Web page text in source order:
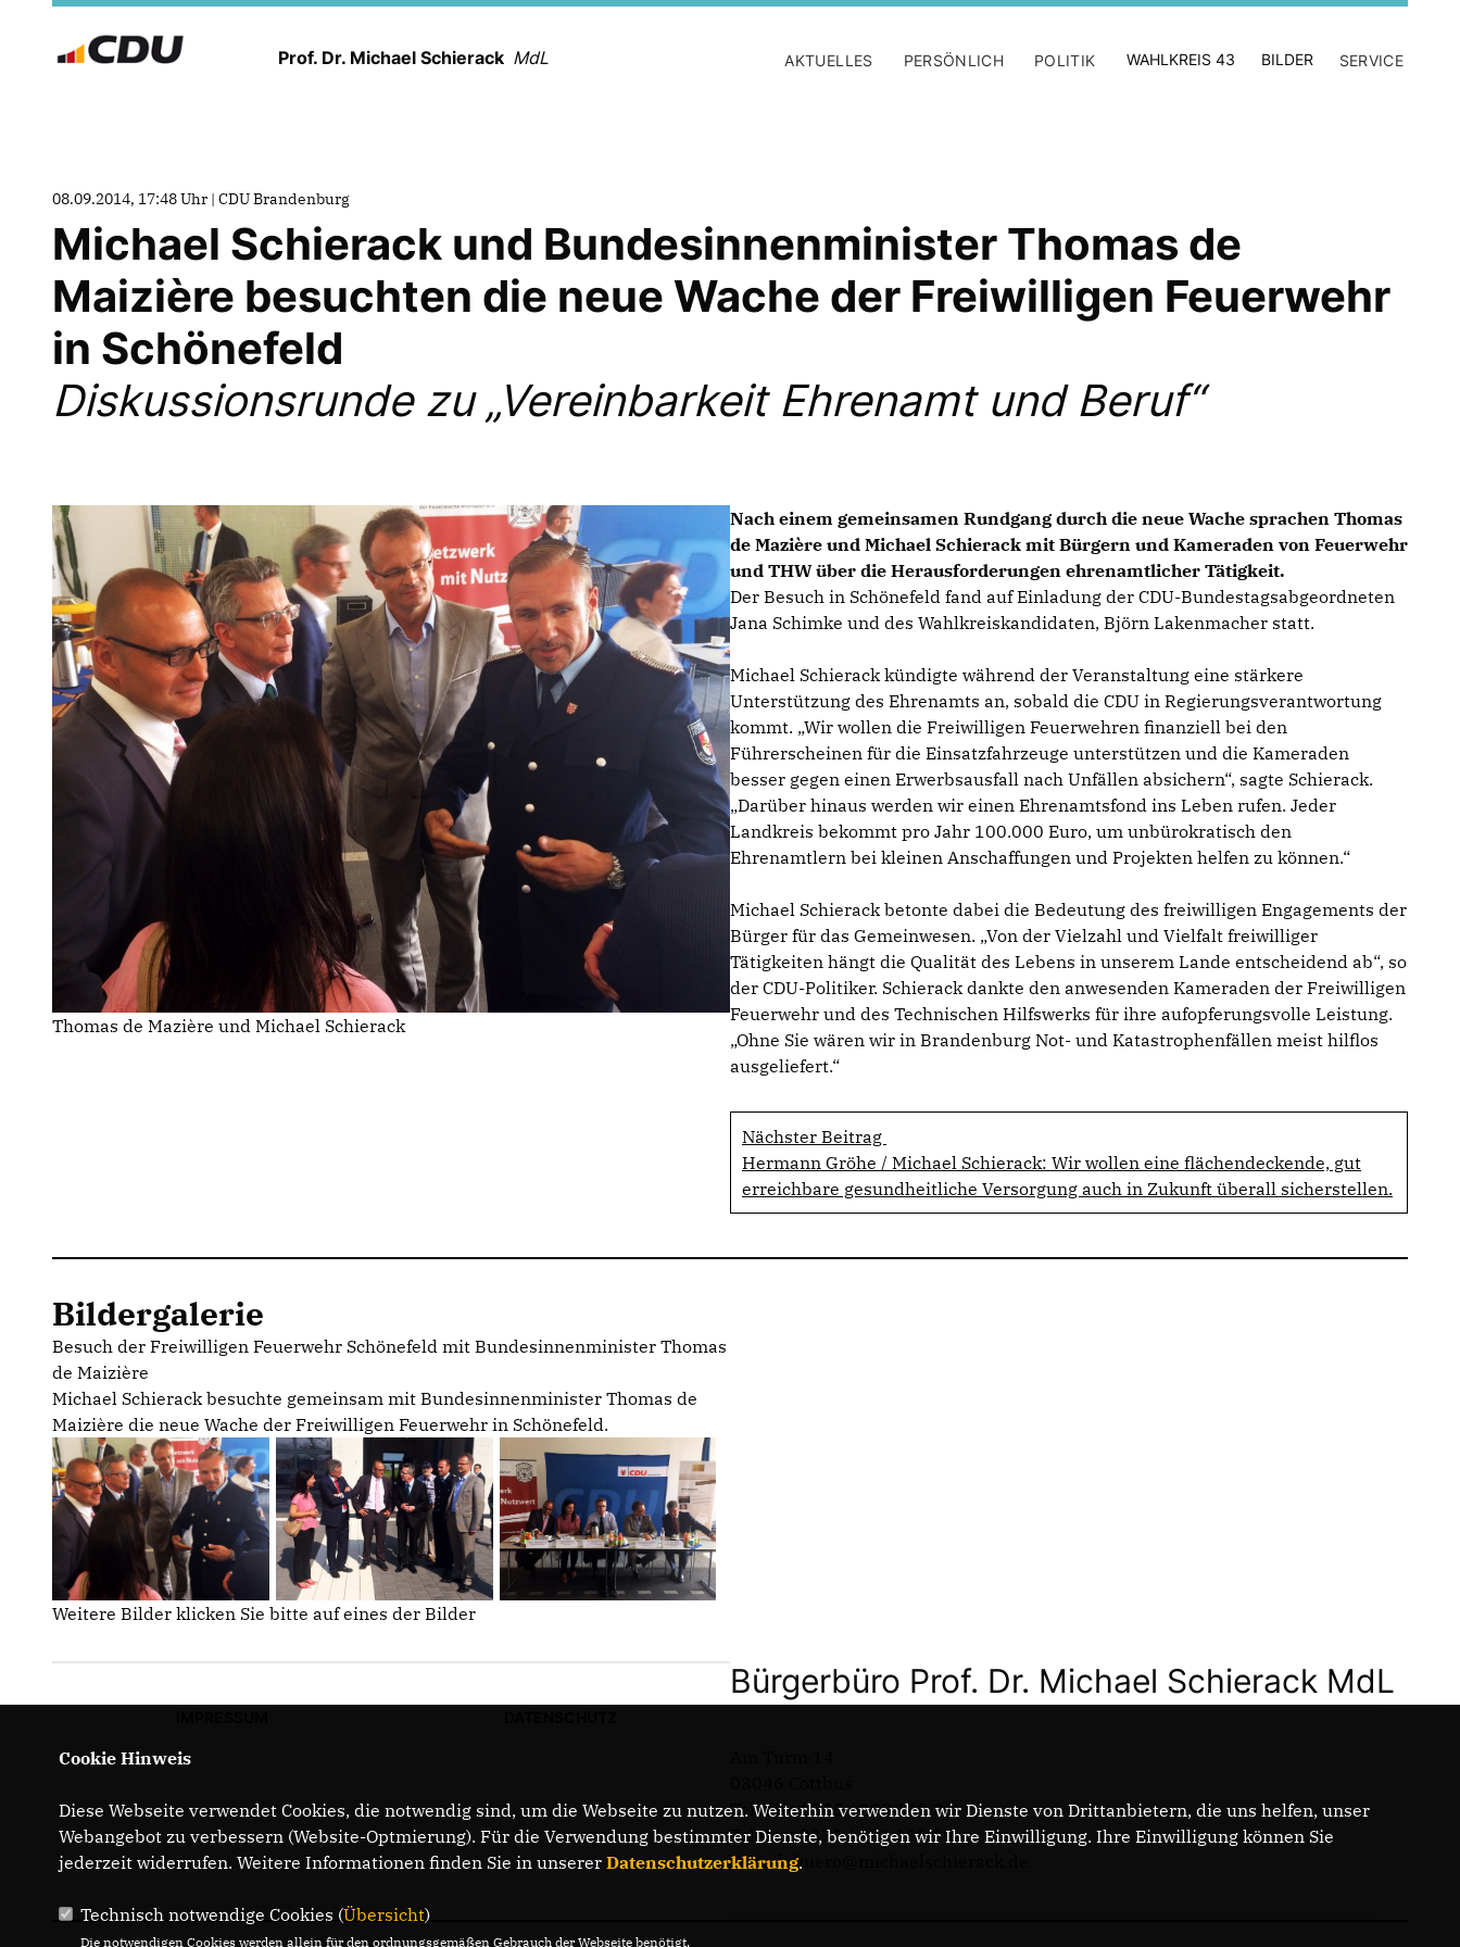
Prof. Dr. Michael Schierack MdL AKTUELLES PERSÖNLICH POLITIK WAHLKREIS 43 BILDER SERVICE
08.09.2014, 17:48 Uhr | CDU Brandenburg
Michael Schierack und Bundesinnenminister Thomas de
Maizière besuchten die neue Wache der Freiwilligen Feuerwehr
in Schönefeld
Diskussionsrunde zu „Vereinbarkeit Ehrenamt und Beruf“
Nach einem gemeinsamen Rundgang durch die neue Wache sprachen Thomas
de Mazière und Michael Schierack mit Bürgern und Kameraden von Feuerwehr
und THW über die Herausforderungen ehrenamtlicher Tätigkeit.
Der Besuch in Schönefeld fand auf Einladung der CDU-Bundestagsabgeordneten
Jana Schimke und des Wahlkreiskandidaten, Björn Lakenmacher statt.
Michael Schierack kündigte während der Veranstaltung eine stärkere
Unterstützung des Ehrenamts an, sobald die CDU in Regierungsverantwortung
kommt. „Wir wollen die Freiwilligen Feuerwehren finanziell bei den
Führerscheinen für die Einsatzfahrzeuge unterstützen und die Kameraden
besser gegen einen Erwerbsausfall nach Unfällen absichern“, sagte Schierack.
Darüber hinaus werden wir einen Ehrenamtsfond ins Leben rufen. Jeder
Landkreis bekommt pro Jahr 100.000 Euro, um unbürokratisch den
Ehrenamtlern bei kleinen Anschaffungen und Projekten helfen zu können.“
Michael Schierack betonte dabei die Bedeutung des freiwilligen Engagements der
Bürger für das Gemeinwesen. „Von der Vielzahl und Vielfalt freiwilliger
Tätigkeiten hängt die Qualität des Lebens in unserem Lande entscheidend ab“, so
der CDU-Politiker. Schierack dankte den anwesenden Kameraden der Freiwilligen
Feuerwehr und des Technischen Hilfswerks für ihre aufopferungsvolle Leistung.
Ohne Sie wären wir in Brandenburg Not- und Katastrophenfällen meist hilflos
ausgeliefert.“
Nächster Beitrag
Hermann Gröhe / Michael Schierack: Wir wollen eine flächendeckende, gut
erreichbare gesundheitliche Versorgung auch in Zukunft überall sicherstellen.
Thomas de Mazière und Michael Schierack
Bildergalerie
Besuch der Freiwilligen Feuerwehr Schönefeld mit Bundesinnenminister Thomas
de Maizière
Michael Schierack besuchte gemeinsam mit Bundesinnenminister Thomas de
Maizière die neue Wache der Freiwilligen Feuerwehr in Schönefeld.
Weitere Bilder klicken Sie bitte auf eines der Bilder
Bürgerbüro Prof. Dr. Michael Schierack MdL
Telefon: 0355 / 289 162 38
Telefax: 0355 / 289 162 39
E-Mail: buero@michaelschierack.de
Cookie Hinweis
Diese Webseite verwendet Cookies, die notwendig sind, um die Webseite zu nutzen. Weiterhin verwenden wir Dienste von Drittanbietern, die uns helfen, unser
Webangebot zu verbessern (Website-Optmierung). Für die Verwendung bestimmter Dienste, benötigen wir Ihre Einwilligung. Ihre Einwilligung können Sie
jederzeit widerrufen. Weitere Informationen finden Sie in unserer Datenschutzerklärung.
Technisch notwendige Cookies (Übersicht)
Die notwendigen Cookies werden allein für den ordnungsgemäßen Gebrauch der Webseite benötigt.